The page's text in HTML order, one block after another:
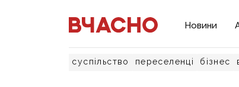
Новини
суспільство переселенці бізнес